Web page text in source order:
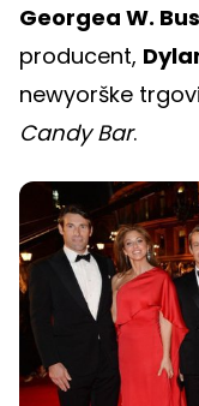
Georgea W.
producent,
newyorške
Candy Bar.